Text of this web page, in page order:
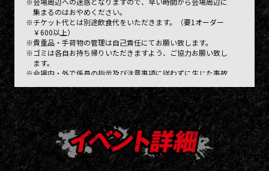
集まるのはおやめください。
※チケット代とは別途飲食代をいただきます。（要1オーダー
￥600以上）
※貴重品・手荷物の管理は自己責任にてお願い致します。
※ゴミは各自お持ち帰りいただきますよう、ご協力お願い致し
ます。
※会場内・外で係員の指示及び注意事項に従わずに生じた事故
※運営の妨げとなる行為をされますと会場より退場して頂きま
す。
※イベント中、会場内では各種取材が行われる可能性がござい
ます。
※取材時に撮影された写真、動画などが各種媒体記事などに使
用される場合がございます。
※ご来場されるお客様につきましては、上記内容に同意された
ものとみなします。